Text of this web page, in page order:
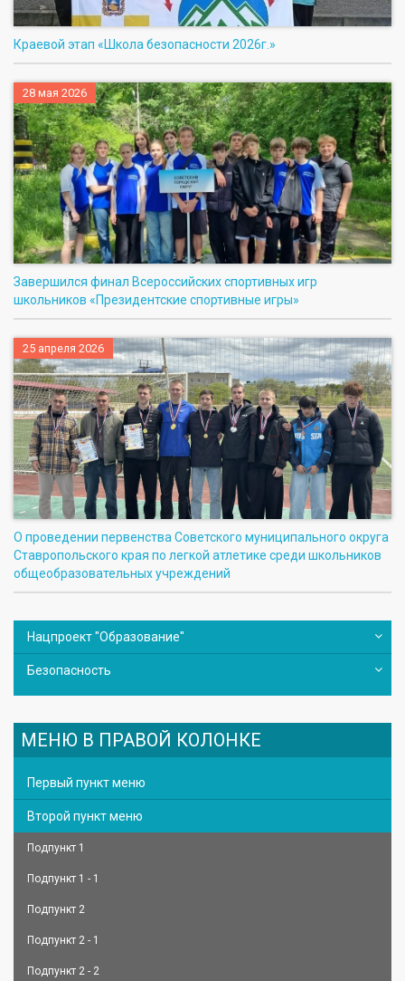
Краевой этап «Школа безопасности 2026г.»
28 мая 2026
Завершился финал Всероссийских спортивных игр
школьников «Президентские спортивные игры»
25 апреля 2026
О проведении первенства Советского муниципального округа
Ставропольского края по легкой атлетике среди школьников
общеобразовательных учреждений
Нацпроект "Образование"
Безопасность
МЕНЮ В ПРАВОЙ КОЛОНКЕ
Первый пункт меню
Второй пункт меню
Подпункт 1
Подпункт 1 - 1
Подпункт 2
Подпункт 2 - 1
Подпункт 2 - 2